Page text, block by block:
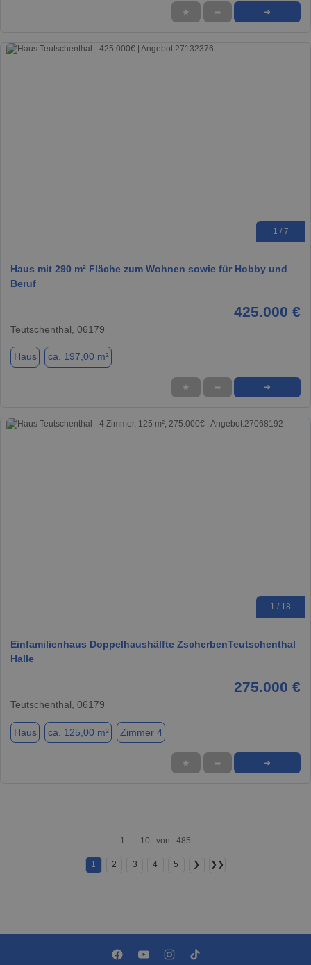
★ ➦ ➜
1 / 7
Haus mit 290 m² Fläche zum Wohnen sowie für Hobby und
Beruf
425.000 €
Teutschenthal, 06179
Haus ca. 197,00 m²
★ ➦ ➜
1 / 18
Einfamilienhaus Doppelhaushälfte ZscherbenTeutschenthal
Halle
275.000 €
Teutschenthal, 06179
Haus ca. 125,00 m² Zimmer 4
★ ➦ ➜
1 - 10 von 485
1 2 3 4 5 ❯ ❯❯